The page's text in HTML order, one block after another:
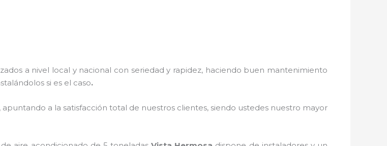
a nivel local y nacional con seriedad y rapidez, haciendo buen mantenimiento
si es el caso.
a la satisfacción total de nuestros clientes, siendo ustedes nuestro mayor